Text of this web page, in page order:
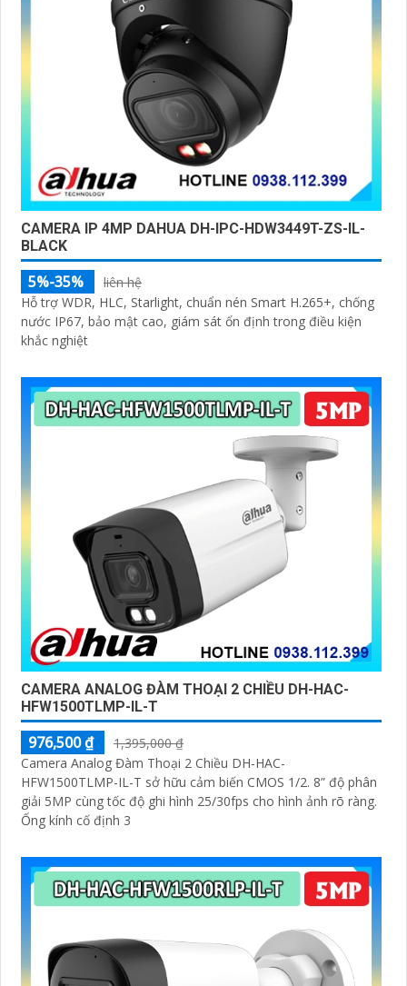
CAMERA IP 4MP DAHUA DH-IPC-HDW3449T-ZS-IL-
BLACK
5%-35%
liên hệ
Hỗ trợ WDR, HLC, Starlight, chuẩn nén Smart H.265+, chống
nước IP67, bảo mật cao, giám sát ổn định trong điều kiện
khắc nghiệt
CAMERA ANALOG ĐÀM THOẠI 2 CHIỀU DH-HAC-
HFW1500TLMP-IL-T
976,500 ₫
1,395,000 ₫
Camera Analog Đàm Thoại 2 Chiều DH-HAC-
HFW1500TLMP-IL-T sở hữu cảm biến CMOS 1/2. 8” độ phân
giải 5MP cùng tốc độ ghi hình 25/30fps cho hình ảnh rõ ràng.
Ống kính cố định 3